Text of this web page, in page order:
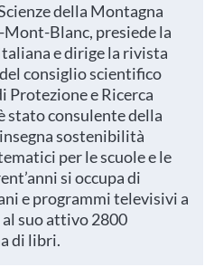
della Montagna
Blanc, presiede la
e dirige la rivista
consiglio scientifico
e Ricerca
stato consulente della
sostenibilità
per le scuole e le
si occupa di
e programmi televisivi a
suo attivo 2800
di libri.